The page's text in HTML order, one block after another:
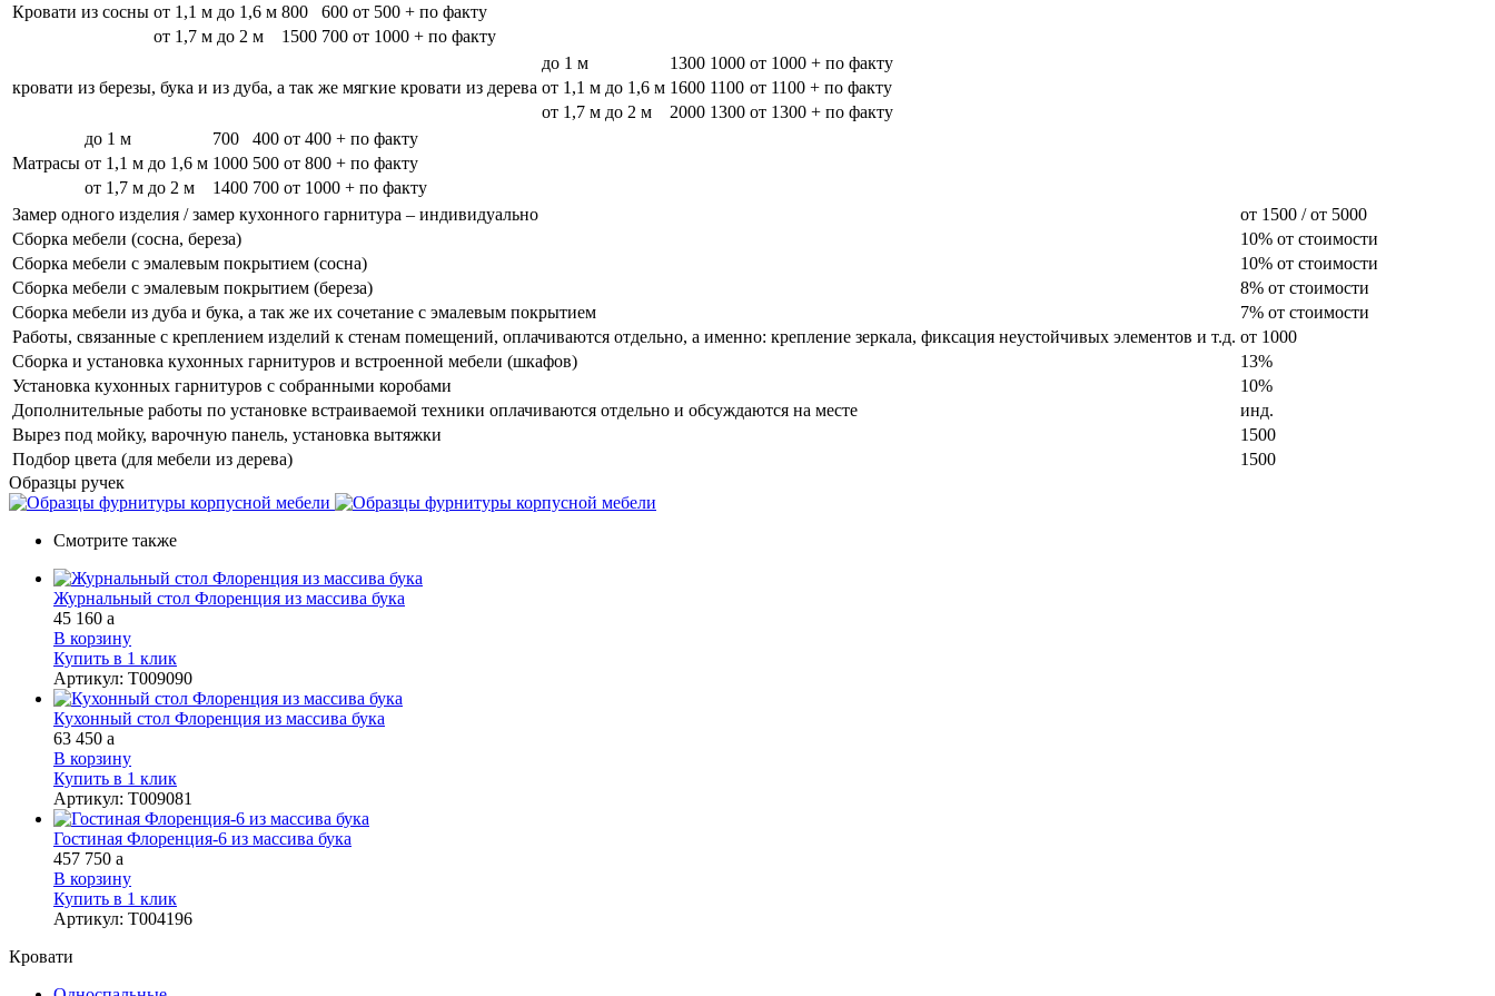
Кровати из сосны от 1,1 м до 1,6 м 800 600 от 500 + по факту
от 1,7 м до 2 м
1500 700 от 1000 + по факту
кровати из березы, бука и из дуба, а так же мягкие кровати из дерева
до 1 м 1300 1000 от 1000 + по факту
от 1,1 м до 1,6 м 1600 1100 от 1100 + по факту
от 1,7 м до 2 м
2000 1300 от 1300 + по факту
Матрасы
до 1 м 700 400 от 400 + по факту
от 1,1 м до 1,6 м 1000 500 от 800 + по факту
от 1,7 м до 2 м
1400 700 от 1000 + по факту
Замер одного изделия / замер кухонного гарнитура – индивидуально
от 1500 / от 5000
Сборка мебели (сосна, береза)
10% от стоимости
Сборка мебели с эмалевым покрытием (сосна)
10% от стоимости
Сборка мебели с эмалевым покрытием (береза)
8% от стоимости
Сборка мебели из дуба и бука, а так же их сочетание с эмалевым покрытием
7% от стоимости
Работы, связанные с креплением изделий к стенам помещений, оплачиваются отдельно, а именно: крепление зеркала, фиксация неустойчивых элементов и т.д. от 1000
Сборка и установка кухонных гарнитуров и встроенной мебели (шкафов)
13%
Установка кухонных гарнитуров с собранными коробами
10%
Дополнительные работы по установке встраиваемой техники оплачиваются отдельно и обсуждаются на месте
инд.
Вырез под мойку, варочную панель, установка вытяжки
1500
Подбор цвета (для мебели из дерева)
1500
Образцы ручек
Смотрите также
Журнальный стол Флоренция из массива бука
45 160 a
В корзину
Купить в 1 клик
Артикул: Т009090
Кухонный стол Флоренция из массива бука
63 450 a
В корзину
Купить в 1 клик
Артикул: Т009081
Гостиная Флоренция-6 из массива бука
457 750 a
В корзину
Купить в 1 клик
Артикул: Т004196
Кровати